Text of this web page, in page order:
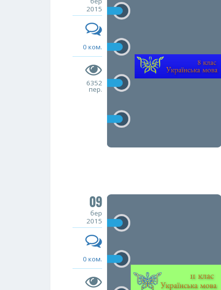
2015
0 ком.
6352
пер.
09
бер
2015
0 ком.